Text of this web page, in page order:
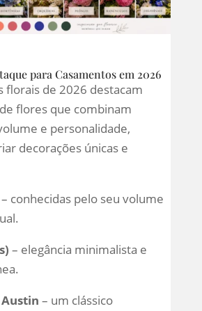
para Casamentos em 2026
florais de 2026 destacam
flores que combinam
e personalidade,
decorações únicas e
conhecidas pelo seu volume
– elegância minimalista e
Austin – um clássico